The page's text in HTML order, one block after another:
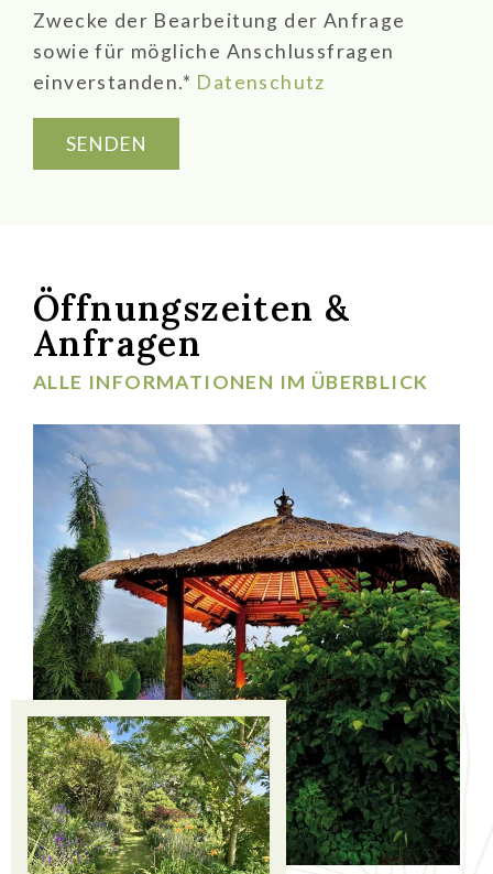
Zwecke der Bearbeitung der Anfrage
sowie für mögliche Anschlussfragen
einverstanden.* Datenschutz
SENDEN
Öffnungszeiten &
Anfragen
ALLE INFORMATIONEN IM ÜBERBLICK